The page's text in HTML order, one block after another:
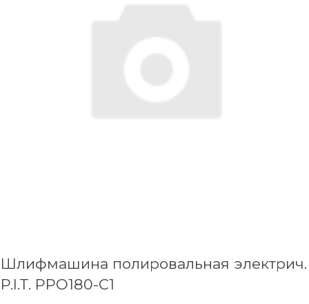
Шлифмашина полировальная электрич.
P.I.T. PPO180-C1